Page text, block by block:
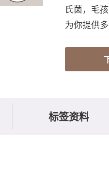
氏菌，毛
为你提供
标签资料